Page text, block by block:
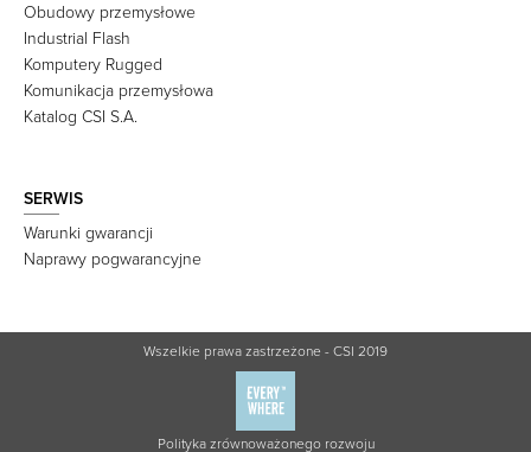
Obudowy przemysłowe
Industrial Flash
Komputery Rugged
Komunikacja przemysłowa
Katalog CSI S.A.
SERWIS
Warunki gwarancji
Naprawy pogwarancyjne
Wszelkie prawa zastrzeżone - CSI 2019
Polityka zrównoważonego rozwoju